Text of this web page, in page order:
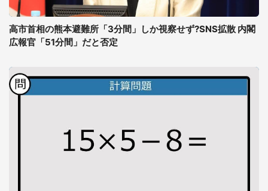
高市首相の熊本避難所「3分間」しか視察せず?SNS拡散 内閣
広報官「51分間」だと否定